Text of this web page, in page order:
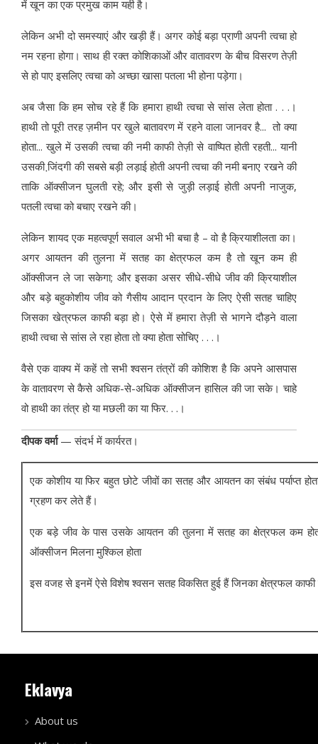
में खून का एक प्रमुख काम यही है।
लेकिन अभी दो समस्‍याएं और खड़ी हैं। अगर कोई बड़ा प्राणी अपनी त्‍वचा हो
नम रहना होगा। साथ ही रक्‍त कोशिकाओं और वातावरण के बीच विसरण तेज़ी
से हो पाए इसलिए त्‍वचा को अच्‍छा खासा पतला भी होना पड़ेगा।
अब जैसा कि हम सोच रहे हैं कि हमारा हाथी त्‍वचा से सांस लेता होता . . .।
हाथी तो पूरी तरह ज़मीन पर खुले बातावरण में रहने वाला जानवर है... तो क्‍या
होता... खुले में उसकी त्‍वचा की नमी काफी तेज़ी से वाष्पित होती रहती... यानी
उसकी जि़ंदगी की सबसे बड़ी लड़ाई होती अपनी त्‍वचा की नमी बनाए रखने की
ताकि ऑक्‍सीजन घुलती रहे; और इसी से जुड़ी लड़ाई होती अपनी नाजुक,
पतली त्‍वचा को बचाए रखने की।
लेकिन शायद एक महत्‍वपूर्ण सवाल अभी भी बचा है – वो है क्रियाशीलता का।
अगर आयतन की तुलना में सतह का क्षेत्रफल कम है तो खून कम ही
ऑक्‍सीजन ले जा सकेगा; और इसका असर सीधे-सीधे जीव की क्रियाशील
और बड़े बहुकोशीय जीव को गैसीय आदान प्रदान के लिए ऐसी सतह चाहिए
जिसका खेत्रफल काफी बड़ा हो। ऐसे में हमारा तेज़ी से भागने दौड़ने वाला
हाथी त्‍वचा से सांस ले रहा होता तो क्‍या होता सोचिए . . .।
वैसे एक वाक्‍य में कहें तो सभी श्‍वसन तंत्रों की कोशिश है कि अपने आसपास
के वातावरण से कैसे अधिक-से-अधिक ऑक्‍सीजन हासिल की जा सके। चाहे
वो हाथी का तंत्र हो या मछली का या फिर. . .।
दीपक वर्मा— संदर्भ में कार्यरत।
एक कोशीय या फिर बहुत छोटे जीवों का सतह और आयतन का संबंध पर्याप्त
ग्रहण कर लेते हैं।
एक बड़े जीव के पास उसके आयतन की तुलना में सतह का क्षेत्रफल कम होता
ऑक्सीजन मिलना मुश्किल होता
इस वजह से इनमें ऐसे विशेष श्वसन सतह विकसित हुई हैं जिनका क्षेत्रफल
Eklavya
About us